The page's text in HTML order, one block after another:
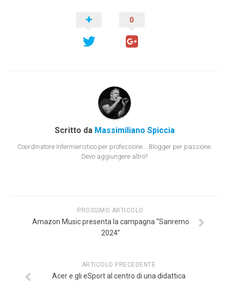
0
Scritto da Massimiliano Spiccia
Coordinatore Infermieristico per professione... Blogger per passione.
Devo aggiungere altro?
PROSSIMO ARTICOLO
Amazon Music presenta la campagna “Sanremo
2024”
ARTICOLO PRECEDENTE
Acer e gli eSport al centro di una didattica